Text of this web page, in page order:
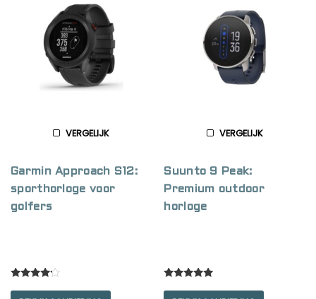
VERGELIJK
Garmin Approach S12:
sporthorloge voor
golfers
VERGELIJK
Suunto 9 Peak:
Premium outdoor
horloge